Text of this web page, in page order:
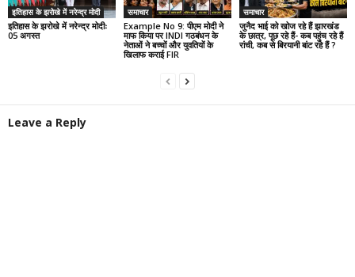
इतिहास के झरोखे में नरेन्द्र मोदी
इतिहास के झरोखे में नरेन्द्र मोदीः
05 अगस्त
समाचार
Example No 9: पीएम मोदी ने
माफ किया पर INDI गठबंधन के
नेताओं ने बच्चों और युवतियों के
खिलाफ कराई FIR
समाचार
जुनैद भाई को खोज रहे हैं झारखंड
के छात्र, पूछ रहे हैं- कब पहुंच रहे हैं
रांची, कब से बिरयानी बांट रहे हैं ?
Leave a Reply